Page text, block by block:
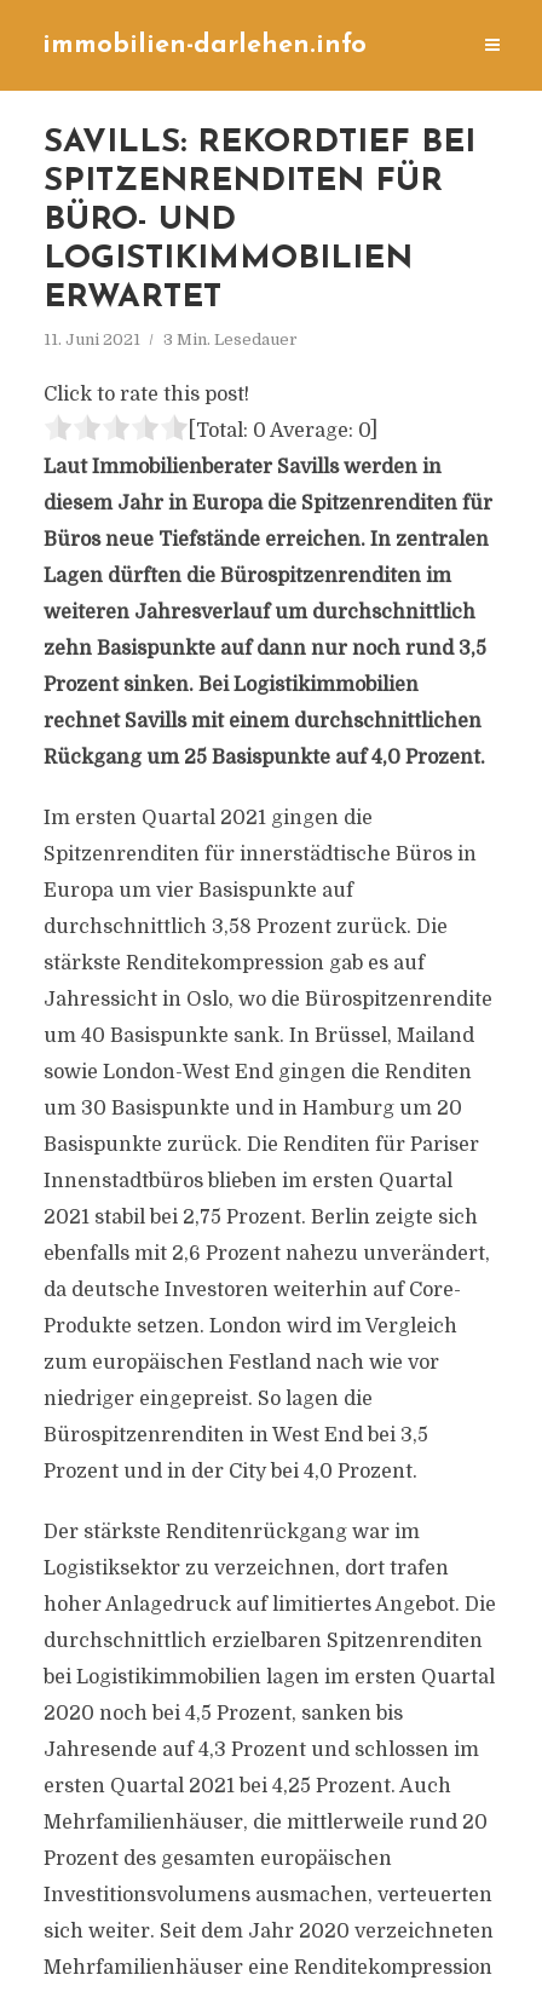
immobilien-darlehen.info
SAVILLS: REKORDTIEF BEI
SPITZENRENDITEN FÜR
BÜRO- UND
LOGISTIKIMMOBILIEN
ERWARTET
11. Juni 2021 3 Min. Lesedauer
Click to rate this post!
[Total: 0 Average: 0]
Laut Immobilienberater Savills werden in
diesem Jahr in Europa die Spitzenrenditen für
Büros neue Tiefstände erreichen. In zentralen
Lagen dürften die Bürospitzenrenditen im
weiteren Jahresverlauf um durchschnittlich
zehn Basispunkte auf dann nur noch rund 3,5
Prozent sinken. Bei Logistikimmobilien
rechnet Savills mit einem durchschnittlichen
Rückgang um 25 Basispunkte auf 4,0 Prozent.
Im ersten Quartal 2021 gingen die
Spitzenrenditen für innerstädtische Büros in
Europa um vier Basispunkte auf
durchschnittlich 3,58 Prozent zurück. Die
stärkste Renditekompression gab es auf
Jahressicht in Oslo, wo die Bürospitzenrendite
um 40 Basispunkte sank. In Brüssel, Mailand
sowie London-West End gingen die Renditen
um 30 Basispunkte und in Hamburg um 20
Basispunkte zurück. Die Renditen für Pariser
Innenstadtbüros blieben im ersten Quartal
2021 stabil bei 2,75 Prozent. Berlin zeigte sich
ebenfalls mit 2,6 Prozent nahezu unverändert,
da deutsche Investoren weiterhin auf Core-
Produkte setzen. London wird im Vergleich
zum europäischen Festland nach wie vor
niedriger eingepreist. So lagen die
Bürospitzenrenditen in West End bei 3,5
Prozent und in der City bei 4,0 Prozent.
Der stärkste Renditenrückgang war im
Logistiksektor zu verzeichnen, dort trafen
hoher Anlagedruck auf limitiertes Angebot. Die
durchschnittlich erzielbaren Spitzenrenditen
bei Logistikimmobilien lagen im ersten Quartal
2020 noch bei 4,5 Prozent, sanken bis
Jahresende auf 4,3 Prozent und schlossen im
ersten Quartal 2021 bei 4,25 Prozent. Auch
Mehrfamilienhäuser, die mittlerweile rund 20
Prozent des gesamten europäischen
Investitionsvolumens ausmachen, verteuerten
sich weiter. Seit dem Jahr 2020 verzeichneten
Mehrfamilienhäuser eine Renditekompression